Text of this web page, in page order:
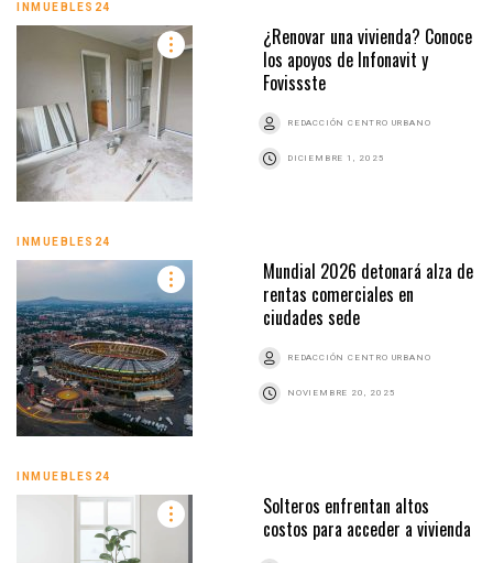
INMUEBLES24
¿Renovar una vivienda? Conoce
los apoyos de Infonavit y
Fovissste
REDACCIÓN CENTRO URBANO
DICIEMBRE 1, 2025
INMUEBLES24
Mundial 2026 detonará alza de
rentas comerciales en
ciudades sede
REDACCIÓN CENTRO URBANO
NOVIEMBRE 20, 2025
INMUEBLES24
Solteros enfrentan altos
costos para acceder a vivienda